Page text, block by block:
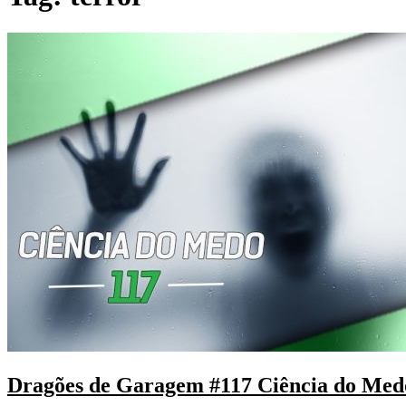
Dragões de Garagem #117 Ciência do